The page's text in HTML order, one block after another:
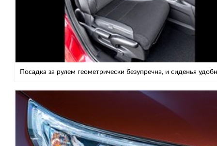
Посадка за рулем геометрически безупречна, и сиденья